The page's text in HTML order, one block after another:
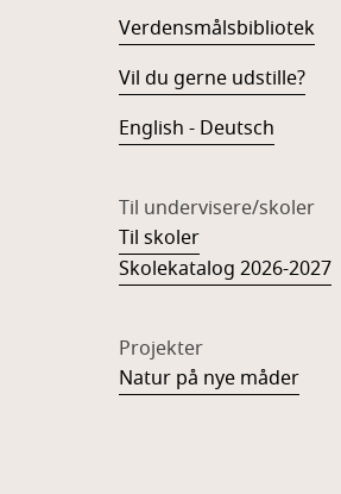
Verdensmålsbibliotek
Vil du gerne udstille?
English - Deutsch
Til undervisere/skoler
Til skoler
Skolekatalog 2026-2027
Projekter
Natur på nye måder